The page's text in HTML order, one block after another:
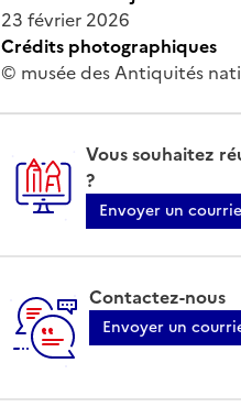
23 février 2026
Crédits photographiques
© musée des Antiquités
Vous souhaitez
?
Envoyer un
Contactez-nous
Envoyer un